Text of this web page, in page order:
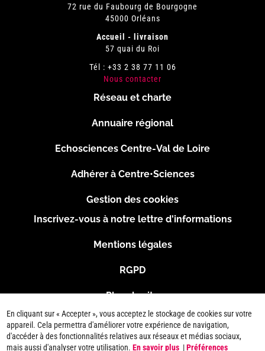
72 rue du Faubourg de Bourgogne
45000 Orléans
Accueil - livraison
57 quai du Roi
Tél : +33 2 38 77 11 06
Nous contacter
page
Réseau et charte
Annuaire régional
Echosciences Centre-Val de Loire
Adhérer à Centre•Sciences
Gestion des cookies
Inscrivez-vous à notre lettre d'informations
Mentions légales
RGPD
Plan du site
Connexion
En cliquant sur « Accepter », vous acceptez le stockage de cookies sur votre
appareil. Cela permettra d'améliorer votre expérience de navigation,
d'accéder à des fonctionnalités relatives aux réseaux et médias sociaux,
mais aussi d'analyser votre utilisation.En savoir plus |Préférences